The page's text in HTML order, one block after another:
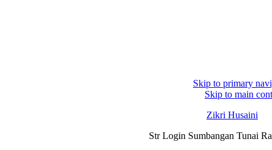
Skip to primary
Skip to main
Zikri Husaini
Str Login Sumbangan Tunai